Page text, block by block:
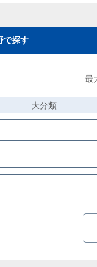
で探す
最
大分類